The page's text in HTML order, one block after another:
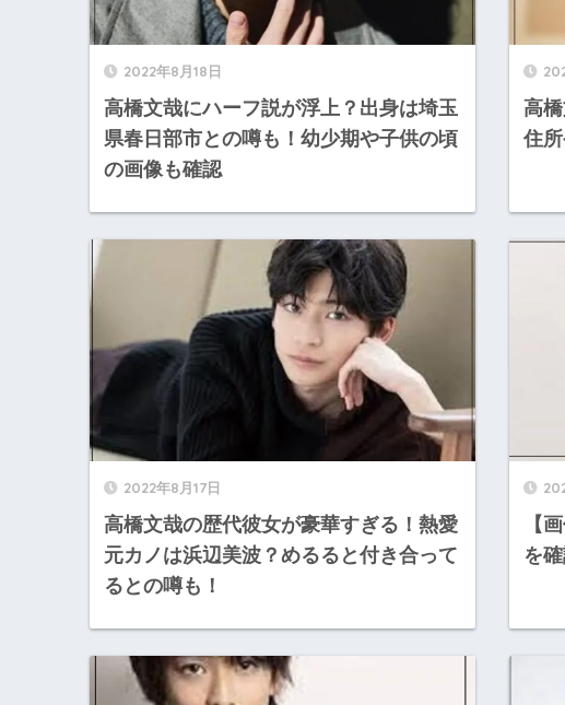
2022年8月18日
高橋文哉にハーフ説が浮上？出身は埼玉
県春日部市との噂も！幼少期や子供の頃
の画像も確認
高
住
2022年8月17日
高橋文哉の歴代彼女が豪華すぎる！熱愛
元カノは浜辺美波？めるると付き合って
るとの噂も！
【
を